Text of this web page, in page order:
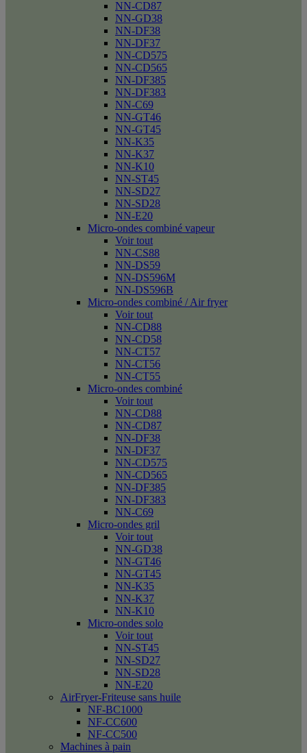
NN-CD87
NN-GD38
NN-DF38
NN-DF37
NN-CD575
NN-CD565
NN-DF385
NN-DF383
NN-C69
NN-GT46
NN-GT45
NN-K35
NN-K37
NN-K10
NN-ST45
NN-SD27
NN-SD28
NN-E20
Micro-ondes combiné vapeur
Voir tout
NN-CS88
NN-DS59
NN-DS596M
NN-DS596B
Micro-ondes combiné / Air fryer
Voir tout
NN-CD88
NN-CD58
NN-CT57
NN-CT56
NN-CT55
Micro-ondes combiné
Voir tout
NN-CD88
NN-CD87
NN-DF38
NN-DF37
NN-CD575
NN-CD565
NN-DF385
NN-DF383
NN-C69
Micro-ondes gril
Voir tout
NN-GD38
NN-GT46
NN-GT45
NN-K35
NN-K37
NN-K10
Micro-ondes solo
Voir tout
NN-ST45
NN-SD27
NN-SD28
NN-E20
AirFryer-Friteuse sans huile
NF-BC1000
NF-CC600
NF-CC500
Machines à pain